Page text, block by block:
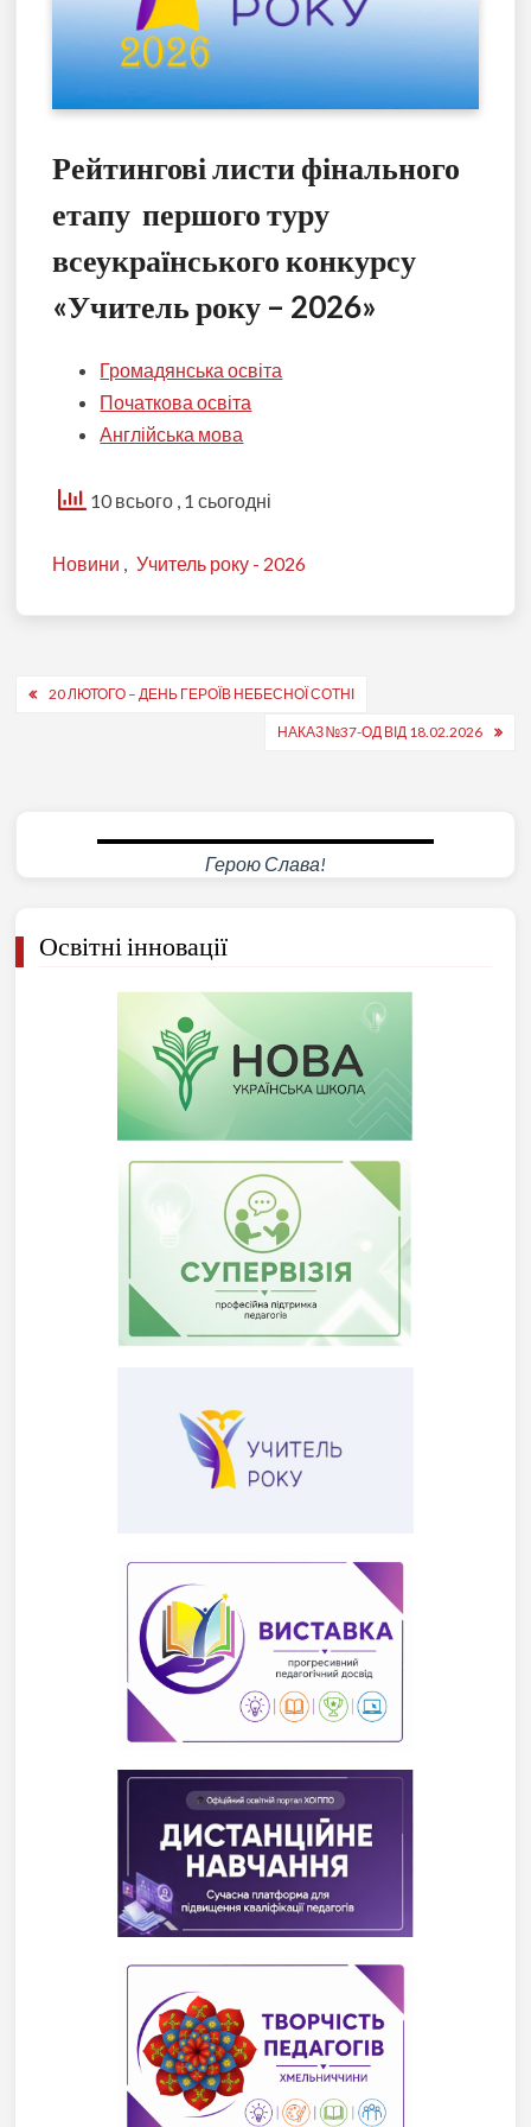
Рейтингові листи фінального
етапу першого туру
всеукраїнського конкурсу
«Учитель року – 2026»
Громадянська освіта
Початкова освіта
Англійська мова
10 всього , 1 сьогодні
Новини Учитель року - 2026
Навігація
20 ЛЮТОГО – ДЕНЬ ГЕРОЇВ НЕБЕСНОЇ СОТНІ
НАКАЗ №37-ОД ВІД 18.02.2026
Герою Слава!
Освітні інновації